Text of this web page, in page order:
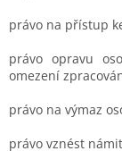
právo na přístup
právo opravu
omezení
právo na výmaz
právo vznést